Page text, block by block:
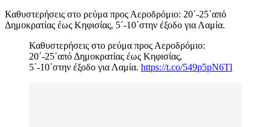
Καθυστερήσεις στο ρεύμα προς Αεροδρόμιο: 20΄-25΄από
Δημοκρατίας έως Κηφισίας, 5΄-10΄στην έξοδο για Λαμία.
Καθυστερήσεις στο ρεύμα προς Αεροδρόμιο:
20΄-25΄από Δημοκρατίας έως Κηφισίας,
5΄-10΄στην έξοδο για Λαμία. https://t.co/549p5pN6Tl